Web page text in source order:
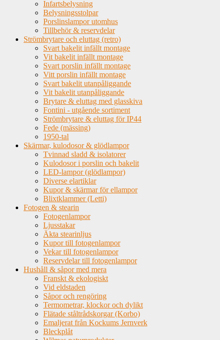
Infartsbelysning
Belysningsstolpar
Porslinslampor utomhus
Tillbehör & reservdelar
Strömbrytare och eluttag (retro)
Svart bakelit infällt montage
Vit bakelit infällt montage
Svart porslin infällt montage
Vitt porslin infällt montage
Svart bakelit utanpåliggande
Vit bakelit utanpåliggande
Brytare & eluttag med glasskiva
Fontini - utgående sortiment
Strömbrytare & eluttag för IP44
Fede (mässing)
1950-tal
Skärmar, kulodosor & glödlampor
Tvinnad sladd & isolatorer
Kulodosor i porslin och bakelit
LED-lampor (glödlampor)
Diverse elartiklar
Kupor & skärmar för ellampor
Blixtklammer (Letti)
Fotogen & stearin
Fotogenlampor
Ljusstakar
Äkta stearinljus
Kupor till fotogenlampor
Vekar till fotogenlampor
Reservdelar till fotogenlampor
Hushåll & såpor med mera
Franskt & ekologiskt
Vid eldstaden
Såpor och rengöring
Termometrar, klockor och dylikt
Flätade ståltrådskorgar (Korbo)
Emaljerat från Kockums Jernverk
Bleckplåt